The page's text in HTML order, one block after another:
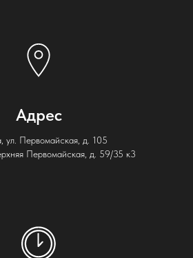
Адрес
ул. Первомайская, д. 105
Первомайская, д. 59/35 к3